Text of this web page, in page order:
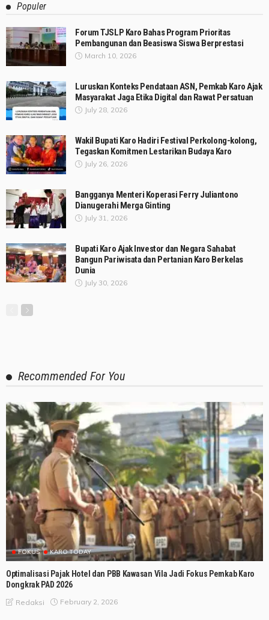
Populer
Forum TJSLP Karo Bahas Program Prioritas
Pembangunan dan Beasiswa Siswa Berprestasi
March 10, 2026
Luruskan Konteks Pendataan ASN, Pemkab Karo Ajak
Masyarakat Jaga Etika Digital dan Rawat Persatuan
July 28, 2026
Wakil Bupati Karo Hadiri Festival Perkolong-kolong,
Tegaskan Komitmen Lestarikan Budaya Karo
July 26, 2026
Bangganya Menteri Koperasi Ferry Juliantono
Dianugerahi Merga Ginting
July 31, 2026
Bupati Karo Ajak Investor dan Negara Sahabat
Bangun Pariwisata dan Pertanian Karo Berkelas
Dunia
July 30, 2026
Recommended For You
FOKUS KARO TODAY
Optimalisasi Pajak Hotel dan PBB Kawasan Vila Jadi Fokus Pemkab Karo
Dongkrak PAD 2026
Redaksi February 2, 2026